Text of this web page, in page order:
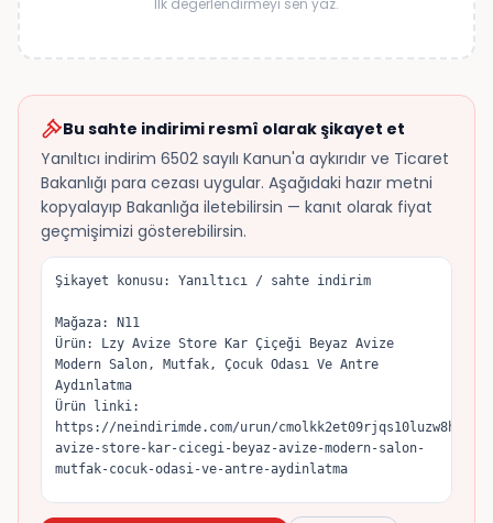
İlk değerlendirmeyi sen yaz.
Bu sahte indirimi resmî olarak şikayet et
Yanıltıcı indirim 6502 sayılı Kanun'a aykırıdır ve Ticaret
Bakanlığı para cezası uygular. Aşağıdaki hazır metni
kopyalayıp Bakanlığa iletebilirsin — kanıt olarak fiyat
geçmişimizi gösterebilirsin.
Şikayet konusu: Yanıltıcı / sahte indirim
Mağaza: N11
Ürün: Lzy Avize Store Kar Çiçeği Beyaz Avize
Modern Salon, Mutfak, Çocuk Odası Ve Antre
Aydınlatma
Ürün linki:
https://neindirimde.com/urun/cmolkk2et09rjqs10luzw8h4e/
avize-store-kar-cicegi-beyaz-avize-modern-salon-
mutfak-cocuk-odasi-ve-antre-aydinlatma